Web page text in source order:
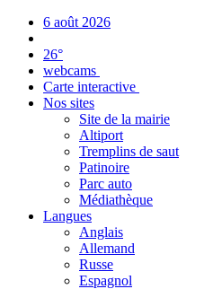
6 août 2026
26°
webcams
Carte interactive
Nos sites
Site de la mairie
Altiport
Tremplins de saut
Patinoire
Parc auto
Médiathèque
Langues
Anglais
Allemand
Russe
Espagnol